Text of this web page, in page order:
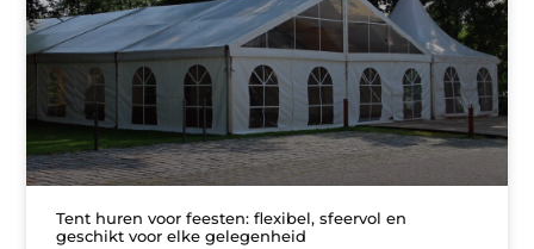
Tent huren voor feesten: flexibel, sfeervol en
geschikt voor elke gelegenheid